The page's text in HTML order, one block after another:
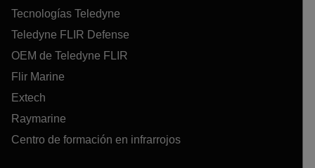
Tecnologías Teledyne
Teledyne FLIR Defense
OEM de Teledyne FLIR
Flir Marine
Extech
Raymarine
Centro de formación en infrarrojos